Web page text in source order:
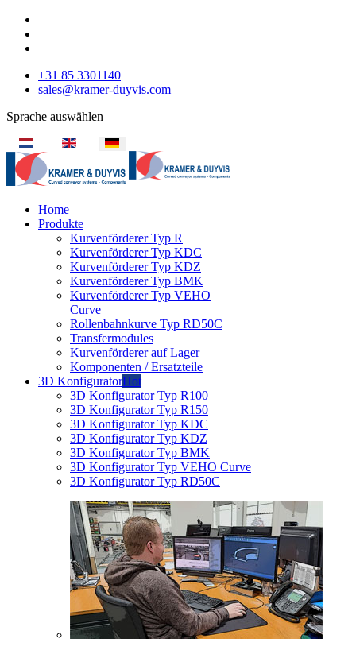
+31 85 3301140
sales@kramer-duyvis.com
Sprache auswählen
Home
Produkte
Kurvenförderer Typ R
Kurvenförderer Typ KDC
Kurvenförderer Typ KDZ
Kurvenförderer Typ BMK
Kurvenförderer Typ VEHO
Curve
Rollenbahnkurve Typ RD50C
Transfermodules
Kurvenförderer auf Lager
Komponenten / Ersatzteile
3D KonfiguratorHot
3D Konfigurator Typ R100
3D Konfigurator Typ R150
3D Konfigurator Typ KDC
3D Konfigurator Typ KDZ
3D Konfigurator Typ BMK
3D Konfigurator Typ VEHO Curve
3D Konfigurator Typ RD50C